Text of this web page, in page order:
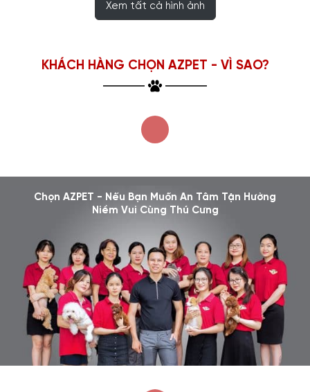
Xem tất cả hình ảnh
KHÁCH HÀNG CHỌN AZPET - VÌ SAO?
Chọn AZPET - Nếu Bạn Muốn An Tâm Tận Hưởng
Niềm Vui Cùng Thú Cưng